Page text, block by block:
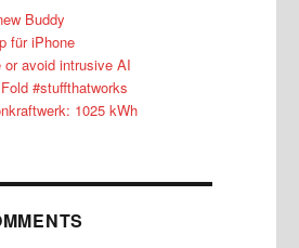
Buddy
für iPhone
or avoid intrusive AI
#stuffthatworks
1025 kWh